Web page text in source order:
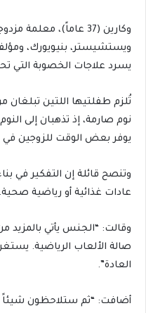
وكارين (37 عاماً)،
يسرد علاجات الخصوبة التي
يوفر بعض الوقت للزوجين في
وتنصح قائلة إن التفكير في
عادات غذائية أو رياضية صحية.
وقالت: “الجنس يأتي بالمزيد
صالة الألعاب الرياضية.
العادة”.
أضافت: “ثم ستلاحظون شيئاً